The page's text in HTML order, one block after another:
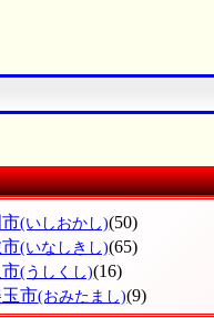
(いしおかし)(50)
(いなしきし)(65)
(うしくし)(16)
市(おみたまし)(9)